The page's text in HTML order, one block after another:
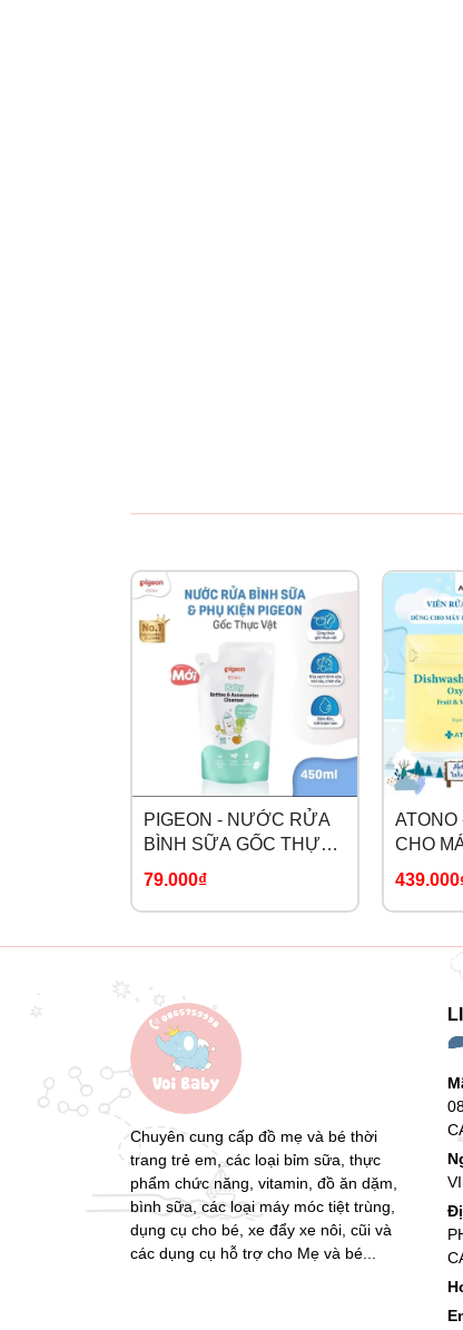
PIGEON - NƯỚC RỬA
BÌNH SỮA GỐC THỰC
VẬT
79.000₫
ATONO
CHO
CHÉN
Chuyên cung cấp đồ mẹ và bé thời
trang trẻ em, các loại bỉm sữa, thực
phẩm chức năng, vitamin, đồ ăn dặm,
bình sữa, các loại máy móc tiệt trùng,
dụng cụ cho bé, xe đẩy xe nôi, cũi và
các dụng cụ hỗ trợ cho Mẹ và bé...